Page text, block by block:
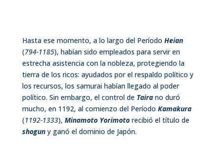
Hasta ese momento, a lo largo del Período Heian
(794-1185), habían sido empleados para servir en
estrecha asistencia con la nobleza, protegiendo la
tierra de los ricos: ayudados por el respaldo político y
los recursos, los samurai habían llegado al poder
político. Sin embargo, el control de Tairano duró
mucho, en 1192, al comienzo del Período Kamakura
(1192-1333), Minamoto Yorimotorecibió el título de
shoguny ganó el dominio de Japón.